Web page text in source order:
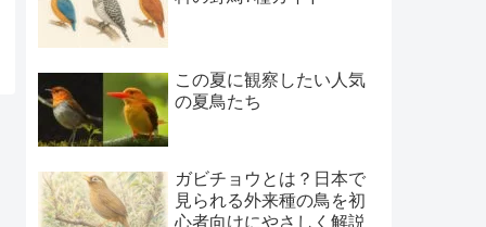
この夏に観察したい人気
の夏鳥たち
ガビチョウとは？日本で
見られる外来種の鳥を初
心者向けにやさしく解説